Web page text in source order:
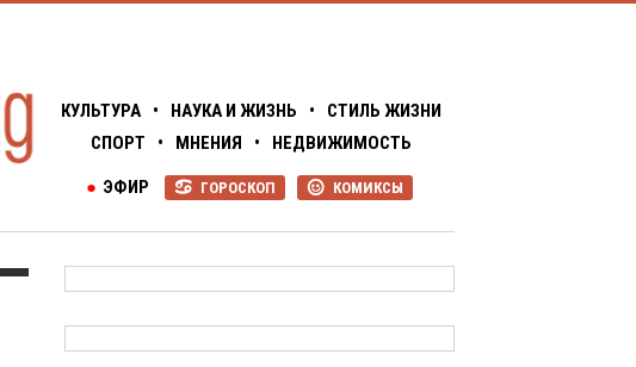
КУЛЬТУРА • НАУКА И ЖИЗНЬ •
СТИЛЬ ЖИЗНИ
СПОРТ
• МНЕНИЯ • НЕДВИЖИМОСТЬ
P КОМИКСЫ
R ГОРОСКОП
● ЭФИР